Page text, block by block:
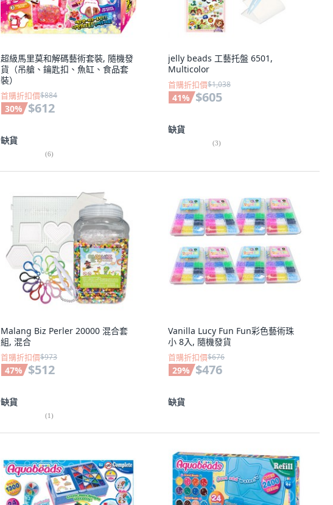
超級馬里莫和解碼藝術套裝, 隨機發
貨（吊艙、鑰匙扣、魚缸、食品套
裝）
首購折扣價$884
30% $612
缺貨
(6)
jelly beads 工藝托盤 6501,
Multicolor
首購折扣價$1,038
41% $605
缺貨
(3)
Malang Biz Perler 20000 混合套
組, 混合
首購折扣價$973
47% $512
缺貨
(1)
Vanilla Lucy Fun Fun彩色藝術珠
小 8入, 隨機發貨
首購折扣價$676
29% $476
缺貨